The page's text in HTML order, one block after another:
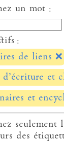
un mot :
:
de liens ❌
et
et
seulement
des